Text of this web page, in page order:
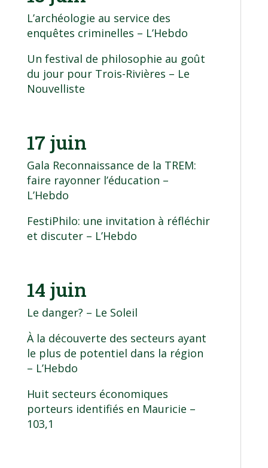
L’archéologie au service des
enquêtes criminelles – L’Hebdo
Un festival de philosophie au goût
du jour pour Trois-Rivières – Le
Nouvelliste
17 juin
Gala Reconnaissance de la TREM:
faire rayonner l’éducation –
L’Hebdo
FestiPhilo: une invitation à réfléchir
et discuter– L’Hebdo
14 juin
Le danger? – Le Soleil
À la découverte des secteurs ayant
le plus de potentiel dans la région
– L’Hebdo
Huit secteurs économiques
porteurs identifiés en Mauricie –
103,1